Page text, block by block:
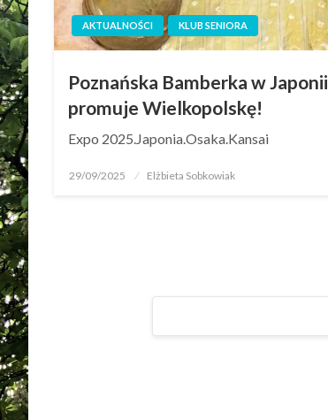
AKTUALNOŚCI KLUB SENIORA
Poznańska Bamberka w Japonii
promuje Wielkopolskę!
Expo 2025.Japonia.Osaka.Kansai
29/09/2025 Elżbieta Sobkowiak